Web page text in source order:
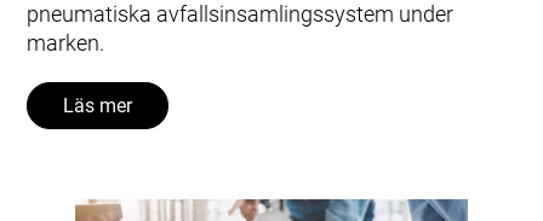
pneumatiska avfallsinsamlingssystem under
marken.
Läs mer